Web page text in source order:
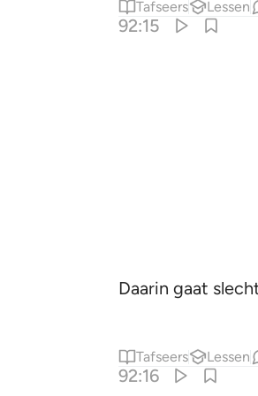
Tafseers Lessen
92:15
Daarin gaat
Tafseers Lessen
92:16